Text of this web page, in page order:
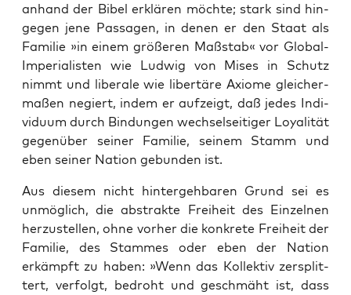
anhand der Bibel erklä­ren möch­te; stark sind hin­
ge­gen jene Pas­sa­gen, in denen er den Staat als
Fami­lie »in einem grö­ße­ren Maß­stab« vor Glo­bal-
Impe­ria­lis­ten wie Lud­wig von Mises in Schutz
nimmt und libe­ra­le wie liber­tä­re Axio­me glei­cher­
ma­ßen negiert, indem er auf­zeigt, daß jedes Indi­
vi­du­um durch Bin­dun­gen wech­sel­sei­ti­ger Loya­li­tät
gegen­über sei­ner Fami­lie, sei­nem Stamm und
eben sei­ner Nati­on gebun­den ist.
Aus die­sem nicht hin­ter­geh­ba­ren Grund sei es
unmög­lich, die abs­trak­te Frei­heit des Ein­zel­nen
her­zu­stel­len, ohne vor­her die kon­kre­te Frei­heit der
Fami­lie, des Stam­mes oder eben der Nati­on
erkämpft zu haben: »Wenn das Kol­lek­tiv zer­split­
tert, ver­folgt, bedroht und geschmäht ist, dass